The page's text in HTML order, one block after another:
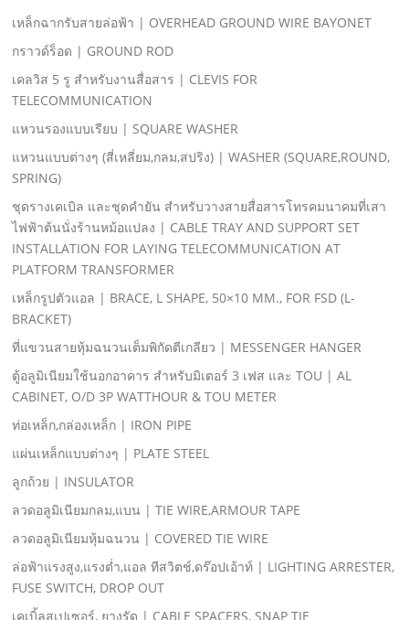
เหล็กฉากรับสายล่อฟ้า | OVERHEAD GROUND WIRE BAYONET
กราวด์ร็อด | GROUND ROD
เคลวิส 5 รู สําหรับงานสื่อสาร | CLEVIS FOR
TELECOMMUNICATION
แหวนรองแบบเรียบ | SQUARE WASHER
แหวนแบบต่างๆ (สี่เหลี่ยม,กลม,สปริง) | WASHER (SQUARE,ROUND,
SPRING)
ชุดรางเคเบิล และชุดคํายัน สําหรับวางสายสื่อสารโทรคมนาคมที่เสา
ไฟฟ้าต้นนั่งร้านหม้อแปลง | CABLE TRAY AND SUPPORT SET
INSTALLATION FOR LAYING TELECOMMUNICATION AT
PLATFORM TRANSFORMER
เหล็กรูปตัวแอล | BRACE, L SHAPE, 50×10 MM., FOR FSD (L-
BRACKET)
ที่แขวนสายหุ้มฉนวนเต็มพิกัดตีเกลียว | MESSENGER HANGER
ตู้อลูมิเนียมใช้นอกอาคาร สําหรับมิเตอร์ 3 เฟส และ TOU | AL
CABINET, O/D 3P WATTHOUR & TOU METER
ท่อเหล็ก,กล่องเหล็ก | IRON PIPE
แผ่นเหล็กแบบต่างๆ | PLATE STEEL
ลูกถ้วย | INSULATOR
ลวดอลูมิเนียมกลม,แบน | TIE WIRE,ARMOUR TAPE
ลวดอลูมิเนียมหุ้มฉนวน | COVERED TIE WIRE
ล่อฟ้าแรงสูง,แรงตํ่า,แอล ทีสวิตช์,ดร๊อปเอ้าท์ | LIGHTING ARRESTER,
FUSE SWITCH, DROP OUT
เคเบิ้ลสเปเซอร์, ยางรัด | CABLE SPACERS, SNAP TIE